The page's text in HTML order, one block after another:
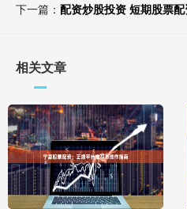
下一篇： 配资炒股投资 短期股票
相关文章